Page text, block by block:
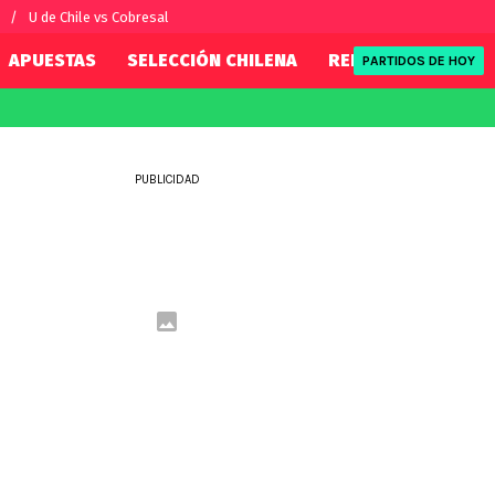
U de Chile vs Cobresal
APUESTAS SELECCIÓN CHILENA REDSPORT
PARTIDOS DE HOY
PUBLICIDAD